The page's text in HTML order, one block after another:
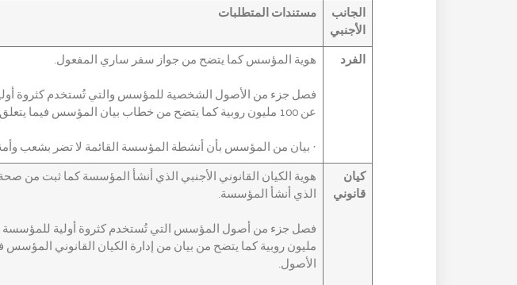
الجانب
الأجنبي
مستندات المتطلبات
الفرد
هوية المؤسس كما يتضح من جواز سفر ساري المفعول.
فصل جزء من الأصول الشخصية للمؤسس والتي تُستخدم كثروة
عن 100 مليون روبية كما يتضح من خطاب بيان المؤسس فيما يتعلق بصحة الأصول.
· بيان من المؤسس بأن أنشطة المؤسسة القائمة لا تضر بشعب وأمة
كيان
قانوني
هوية الكيان القانوني الأجنبي الذي أنشأ المؤسسة كما ثبت من
الذي أنشأ المؤسسة.
مليون روبية كما يتضح من بيان من إدارة الكيان القانوني
الأصول.